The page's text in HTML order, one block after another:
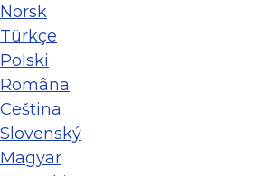
Norsk
Türkçe
Polski
Româna
Ceština
Slovenský
Magyar